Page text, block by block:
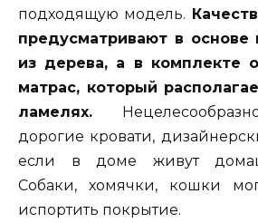
подходящую модель.
предусматривают в
из дерева, а в комплекте
матрас, который
ламелях.
дорогие кровати,
если в доме живут
Собаки, хомячки, кошки
испортить покрытие.